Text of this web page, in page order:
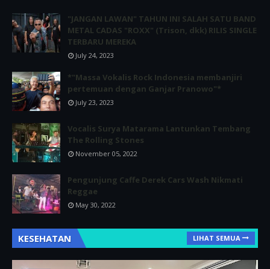
"JANGAN LAWAN" TAHUN INI SALAH SATU BAND
METAL CADAS "ROXX" (Trison, dkk) RILIS SINGLE
TERBARU MEREKA
July 24, 2023
*"Massa Vokalis Rock Indonesia membanjiri
pertemuan dengan Ganjar Pranowo"*
July 23, 2023
Vocalis Surya Matarama Lantunkan Tembang
The Rolling Stones
November 05, 2022
Pengunjung Caffe Derek Cars Wash Nikmati
Reggae
May 30, 2022
KESEHATAN LIHAT SEMUA